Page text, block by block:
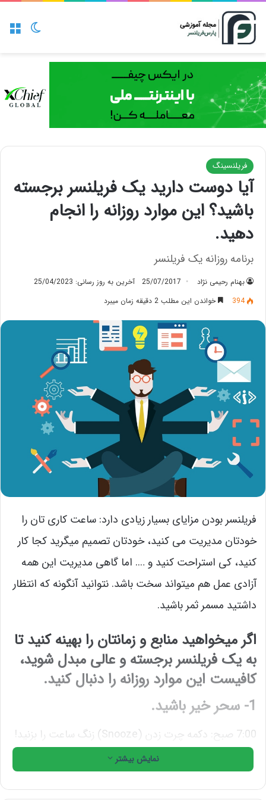
تغییر
فریلنسینگ
آیا دوست دارید یک فریلنسر برجسته
باشید؟ این موارد روزانه را انجام
دهید.
برنامه روزانه یک فریلنسر
بهنام رحیمی نژاد 25/07/2017
آخرین به روز رسانی: 25/04/2023
394
خواندن این مطلب 2 دقیقه زمان میبرد
فریلنسر بودن مزایای بسیار زیادی دارد: ساعت کاری تان را
خودتان مدیریت می کنید، خودتان تصمیم میگرید کجا کار
کنید، کی استراحت کنید و …. اما گاهی مدیریت این همه
آزادی عمل هم میتواند سخت باشد. نتوانید آنگونه که انتظار
داشتید مسمر ثمر باشید.
اگر میخواهید منابع و زمانتان را بهینه کنید تا
به یک فریلنسر برجسته و عالی مبدل شوید،
کافیست این موارد روزانه را دنبال کنید.
1- سحر خیر باشید.
7:00 صبح: دکمه چرت زدن (Snooze) زنگ ساعت را بزنید!
7:10 صبح: یک بار دیگر دکمه چرت زدن را بزنید! بیایید
روراست باشیم، همه ی ما قبل از بیدار شدن حداقل چند بار
نمایش بیشتر